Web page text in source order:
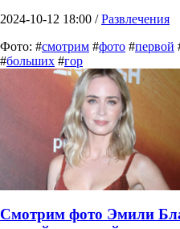
2024-10-12 18:00 /Развлечения
Фото: #смотрим #фото #первой
#больших #гор
Смотрим фото Эмили